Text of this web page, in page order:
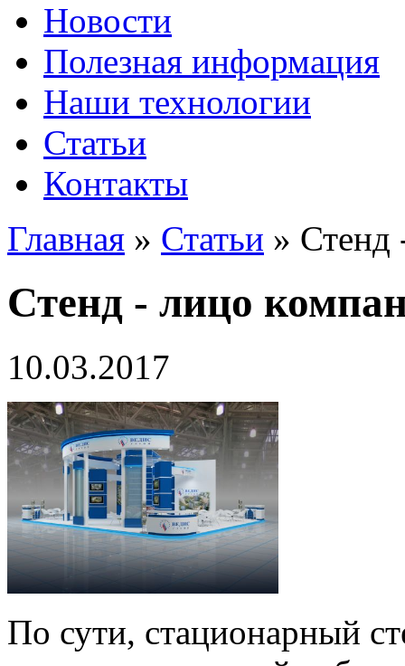
Новости
Полезная информация
Наши технологии
Статьи
Контакты
Главная » Статьи » Стенд
Стенд - лицо
10.03.2017
По сути, стационарный